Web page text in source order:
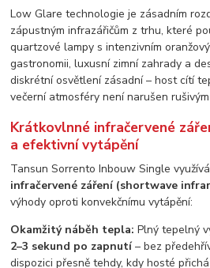
Low Glare technologie je zásadním
zápustným infrazářičům z trhu, které
quartzové lampy s intenzivním
gastronomii, luxusní zimní zahrady a
diskrétní osvětlení zásadní – host cítí
večerní atmosféry není narušen
Krátkovlnné infračervené
a efektivní vytápění
Tansun Sorrento Inbouw Single využívá
infračervené záření (shortwave
výhody oproti konvekčnímu vytápění:
Okamžitý náběh tepla: Plný tepelný
2–3 sekund po zapnutí– bez
dispozici přesně tehdy, kdy hosté